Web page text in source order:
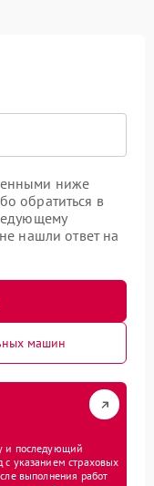
ниже
обратиться в
нашли ответ на
машин
и последующий
с указанием страховых
выполнения работ